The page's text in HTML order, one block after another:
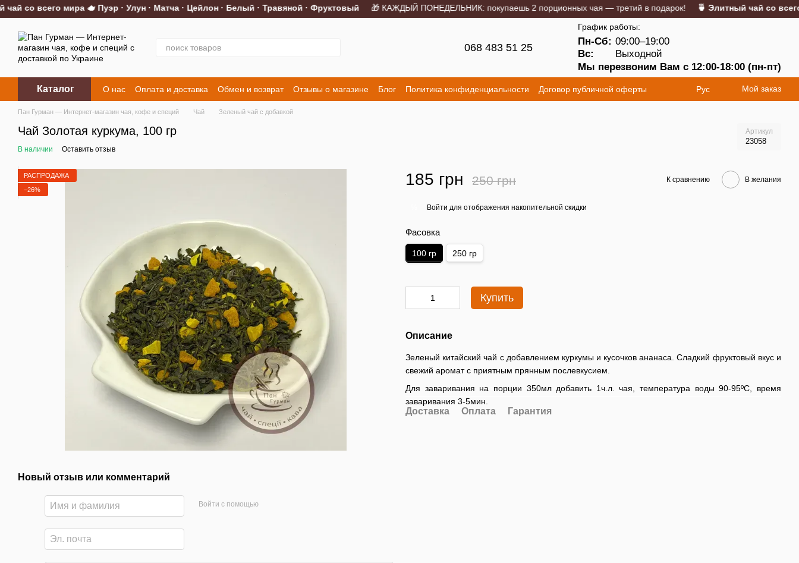
Перейти к основному контенту
со всего мира 🫖 Пуэр · Улун · Матча · Цейлон · Белый · Травяной · Фруктовый🎁 КАЖДЫЙ ПОНЕДЕЛЬНИК: покупаешь 2 порционных чая — третий в подарок!🍵 Элитный чай со всего
068 483 51 25
График работы:
Пн-Сб: 09:00–19:00
Вс:
Выходной
Мы перезвоним Вам с 12:00-18:00 (пн-пт)
Каталог О нас Оплата и доставка Обмен и возврат Отзывы о магазине Блог Политика конфиденциальности
Договор публичной оферты
Контакты
Рус Мой заказ
Пан Гурман — Интернет-магазин чая, кофе и специй Чай Зеленый чай с добавкой
Чай Золотая куркума, 100 гр Артикул
23058
В наличии Оставить отзыв
РАСПРОДАЖА
−26%
Новый отзыв или комментарий
Войти с помощью
185 грн 250 грн К сравнению В желания
Войти для отображения накопительной скидки
Фасовка
100 гр 250 гр
Купить
Описание
Зеленый китайский чай с добавлением куркумы и кусочков ананаса. Сладкий фруктовый вкус и
свежий аромат с приятным прянным послевкусием.
Для заваривания на порции 350мл добавить 1ч.л. чая, температура воды 90-95ºС, время
заваривания 3-5мин.
Доставка Оплата Гарантия